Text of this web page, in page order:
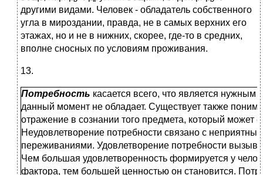
другими видами. Человек - обладатель собственного
угла в мироздании, правда, не в самых верхних его
этажах, но и не в нижних, скорее, где-то в средних,
вполне сносных по условиям проживания.
13.
Потребность касается всего, что является нужным
данный момент не обладает. Существует также
отражение в сознании того предмета, который может
Неудовлетворение потребности связано с
переживаниями. Удовлетворение потребности
Чем большая удовлетворенность формируется у
фактора, тем большей ценностью он становится.